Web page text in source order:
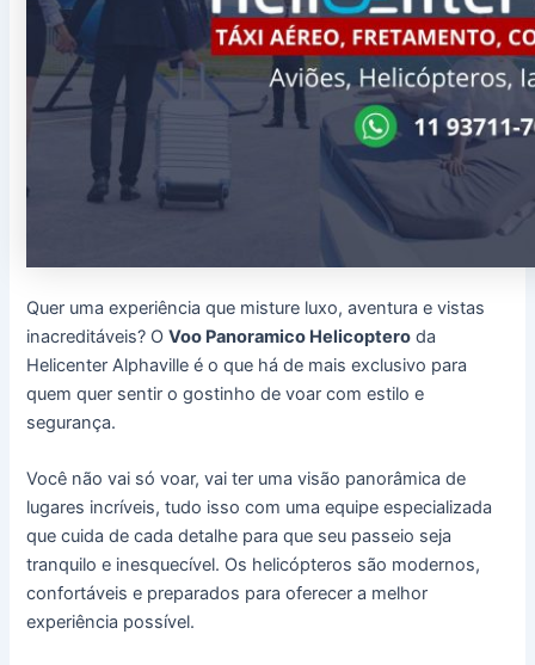
Quer uma experiência que misture luxo, aventura e vistas
inacreditáveis? OVoo Panoramico Helicoptero da
Helicenter Alphaville é o que há de mais exclusivo para
quem quer sentir o gostinho de voar com estilo e
segurança.
Você não vai só voar, vai ter uma visão panorâmica de
lugares incríveis, tudo isso com uma equipe especializada
que cuida de cada detalhe para que seu passeio seja
tranquilo e inesquecível. Os helicópteros são modernos,
confortáveis e preparados para oferecer a melhor
experiência possível.